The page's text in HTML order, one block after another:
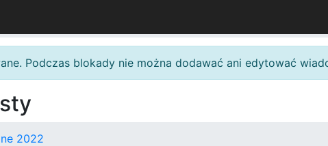
Podczas blokady nie można dodawać ani edytować
2022